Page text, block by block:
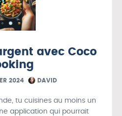
avec Coco
2024 DAVID
tu cuisines au moins un
application qui pourrait